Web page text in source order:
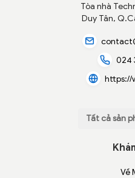
Tòa nhà
Duy Tân,
024
https://
Về